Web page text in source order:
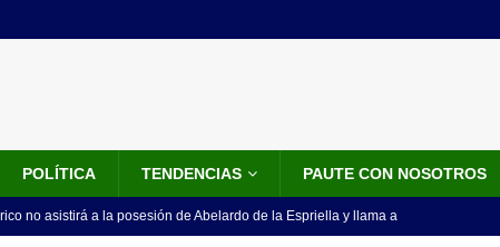
POLÍTICA TENDENCIAS PAUTE CON NOSOTROS
no asistirá a la posesión de Abelardo de la Espriella y llama a